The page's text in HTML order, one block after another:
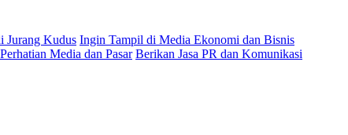
Jurang Kudus Ingin Tampil di Media Ekonomi dan Bisnis
Media dan Pasar Berikan Jasa PR dan Komunikasi